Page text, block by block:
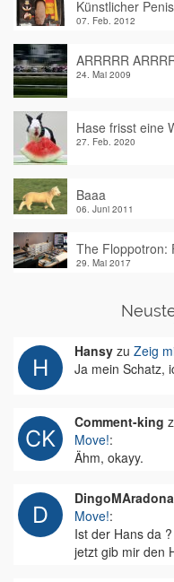
Künstlicher Penis
07. Feb. 2012
ARRRRR
24. Mai 2009
Hase frisst eine
27. Feb. 2020
Baaa
06. Juni 2011
The Floppotron:
29. Mai 2017
Hansy zu Zeig
Ja mein Schatz,
Comment-king
Move!:
Ähm, okayy.
DingoMAradona
Move!:
Ist der Hans da
jetzt gib mir den